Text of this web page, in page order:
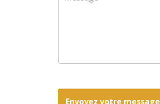
Envoyez votre message